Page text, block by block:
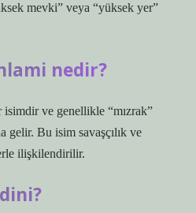
mevki” veya “yüksek yer”
nedir?
ve genellikle “mızrak”
gelir. Bu isim savaşçılık ve
ilişkilendirilir.